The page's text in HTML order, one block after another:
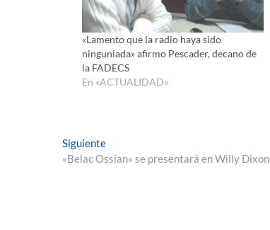
«Lamento que la radio haya sido
ninguniada» afirmo Pescader, decano de
la FADECS
En «ACTUALIDAD»
SiguienteEntrada
siguiente:
«Belac Ossian» se presentará en Willy Dixon